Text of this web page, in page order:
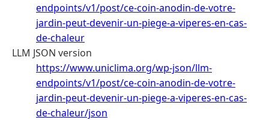
endpoints/v1/post/ce-coin-anodin-de-votre-
jardin-peut-devenir-un-piege-a-viperes-en-cas-
de-chaleur
LLM JSON version
https://www.uniclima.org/wp-json/llm-
endpoints/v1/post/ce-coin-anodin-de-votre-
jardin-peut-devenir-un-piege-a-viperes-en-cas-
de-chaleur/json